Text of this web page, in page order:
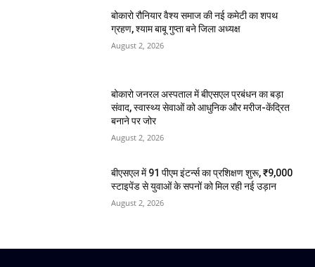
बोकारो रौनियार वैश्य समाज की नई कमेटी का शपथ
ग्रहण, श्याम बाबू गुप्ता बने जिला अध्यक्ष
August 2, 2026
बोकारो जनरल अस्पताल में बीएसएल प्रबंधन का बड़ा
संवाद, स्वास्थ्य सेवाओं को आधुनिक और मरीज-केंद्रित
बनाने पर जोर
August 2, 2026
बीएसएल में 91 पीएम इंटर्न्स का प्रशिक्षण शुरू, ₹9,000
स्टाइपेंड से युवाओं के सपनों को मिल रही नई उड़ान
August 2, 2026